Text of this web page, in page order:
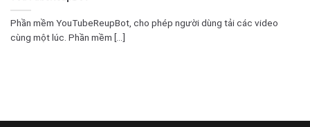
Phần mềm YouTubeReupBot, cho phép người dùng tải các video
cùng một lúc. Phần mềm [...]